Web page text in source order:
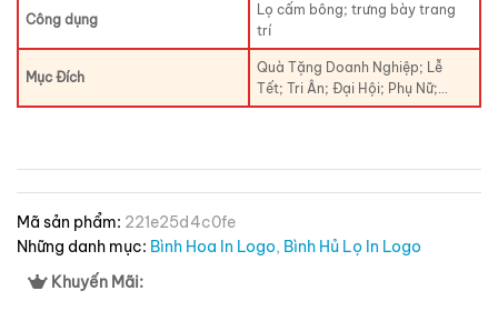
Công dụng
Lọ cấm bông; trưng bày trang
trí
Mục Đích
Quà Tặng Doanh Nghiệp; Lễ
Tết; Tri Ân; Đại Hội; Phụ Nữ;…
Mã sản phẩm: 221e25d4c0fe
Những danh mục: Bình Hoa In Logo, Bình Hủ Lọ In Logo
Khuyến Mãi: